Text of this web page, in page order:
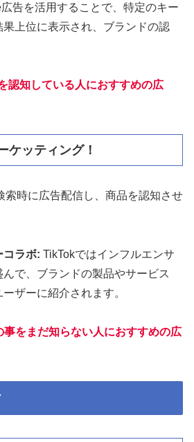
告を活用することで、特定のキー
果上位に表示され、ブランドの認
認知している人におすすめの広
ケッティング！
索時に広告配信し、商品を認知させ
コラボ: TikTokではインフルエンサ
で、ブランドの製品やサービス
ザーに紹介されます。
事をまだ知らない人におすすめの広